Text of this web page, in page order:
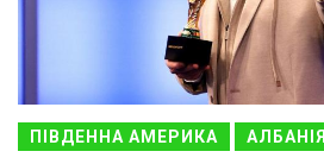
ПІВДЕННА АМЕРИКА АЛБАНІЯ